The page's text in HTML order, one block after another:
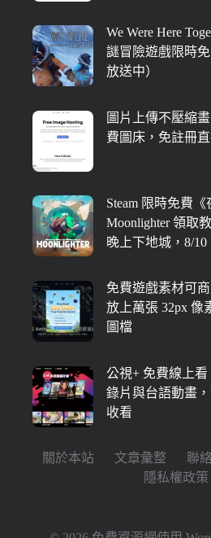
We Were Here
謎冒險遊戲限時免
放送中）
圖片上傳不壓縮
費圖床，免註冊
Steam 限時免費《
Moonlighter 領取
晚上下地城，8/
免費遊戲素材可
放上萬張 32px 像
圖檔
公視+ 免費線上
錄片與台語動畫
收看
關於本站 文章彙整 聯
隱私權政策